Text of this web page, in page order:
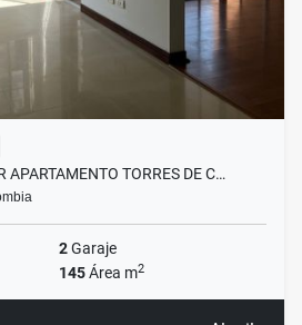
APARTAMENTO TORRES DE C…
2Garaje
145Área m2